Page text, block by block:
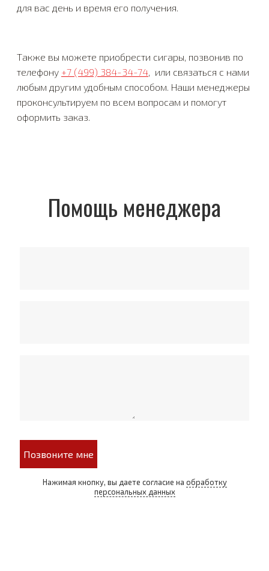
для вас день и время его получения.
Также вы можете приобрести сигары, позвонив по
телефону +7 (499) 384-34-74, или связаться с нами
любым другим удобным способом. Наши менеджеры
проконсультируем по всем вопросам и помогут
оформить заказ.
Помощь менеджера
Позвоните мне
Нажимая кнопку, вы даете согласие на обработку
персональных данных